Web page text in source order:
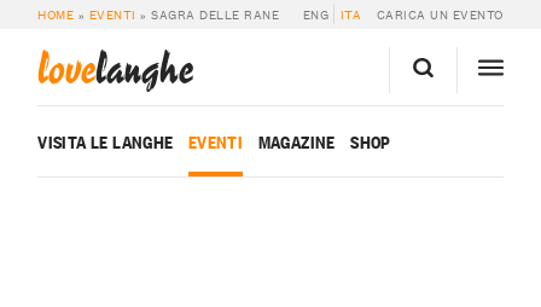
HOME » EVENTI »SAGRA DELLE RANE ENG ITA CARICA UN EVENTO
lovelanghe
VISITA LE LANGHE EVENTI MAGAZINE SHOP